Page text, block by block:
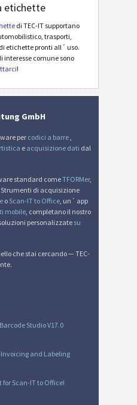
etichette
di TEC-IT supportano
trasporti,
etichette pronti all´ uso.
interesse comune sono
!
GmbH
per codici a barre,
e acquisizione dati dal
standard comeTFORMer,
Strumenti di acquisizione
o Scan-IT to Office, un´ app
mobile, completano il nostro
personalizzate su
che stai cercando — TEC-
Studio V17.0
Invoicing and Labeling
for Scan-IT to Office!